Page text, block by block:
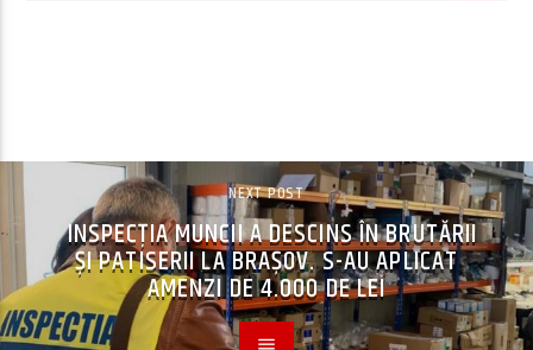
NEXT POST
INSPECȚIA MUNCII A DESCINS ÎN BRUTĂRII
ȘI PATISERII LA BRAȘOV. S-AU APLICAT
AMENZI DE 4.000 DE LEI